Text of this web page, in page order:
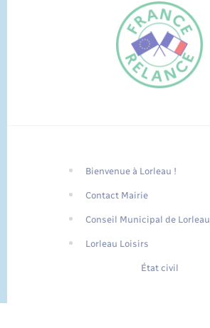
Traduction du
FR
Bienvenue à Lorleau !
Contact Mairie
Conseil Municipal de Lorleau
Lorleau Loisirs
État civil